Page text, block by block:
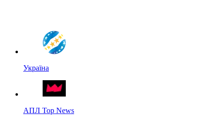
Україна
АПЛ Top News